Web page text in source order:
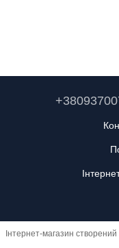
Інтернет-магазин